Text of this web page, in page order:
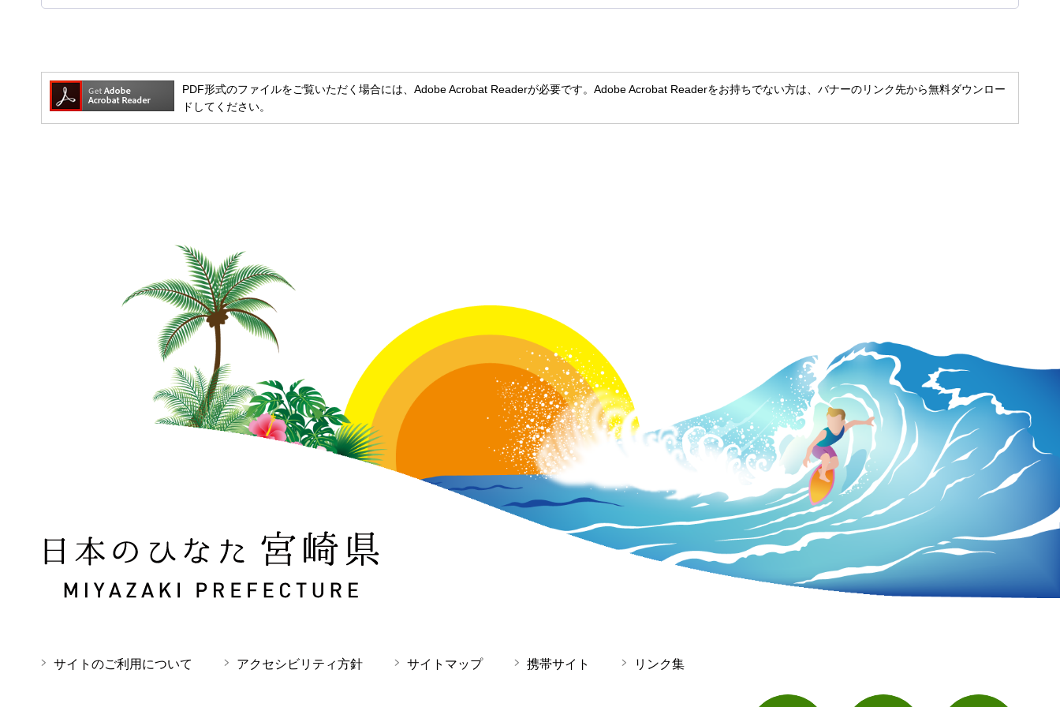
PDF形式のファイルをご覧いただく場合には、Adobe Acrobat Readerが必要です。Adobe Acrobat Readerをお持ちでない方は、バナーのリンク先から無料ダウンロー
ドしてください。
日本のひなた 宮崎県 MIYAZAKI PREFECTURE
サイトのご利用について アクセシビリティ方針 サイトマップ 携帯サイト リンク集